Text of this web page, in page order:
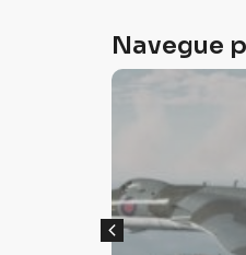
Navegue